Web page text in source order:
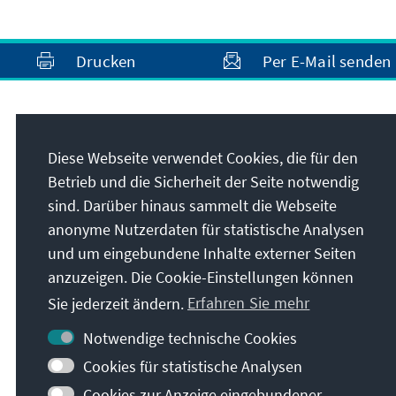
Drucken Per E-Mail senden
Die Konrad-Adenauer-Stiftung setzt sich
national und international durch politische
Bildung für Frieden, Freiheit und
Gerechtigkeit ein. Wir fördern und bewahren
freiheitliche Demokratie, die Soziale
Marktwirtschaft und die Entwicklung und
Festigung des Wertekonsenses.
Unser Auftrag
Diese Webseite verwendet Cookies, die für den
Betrieb und die Sicherheit der Seite notwendig
sind. Darüber hinaus sammelt die Webseite
anonyme Nutzerdaten für statistische Analysen
und um eingebundene Inhalte externer Seiten
anzuzeigen. Die Cookie-Einstellungen können
Sie jederzeit ändern. Erfahren Sie mehr
Notwendige technische Cookies
Cookies für statistische Analysen